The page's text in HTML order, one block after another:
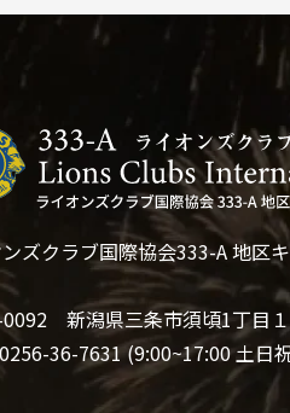
ズクラブ国際協会333-A 地区
0092 新潟県三条市須頃1丁目
36-7631 (9:00~17:00 土日祝